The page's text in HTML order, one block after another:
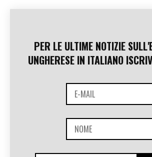
PER LE ULTIME NOTIZIE
UNGHERESE IN ITALIANO